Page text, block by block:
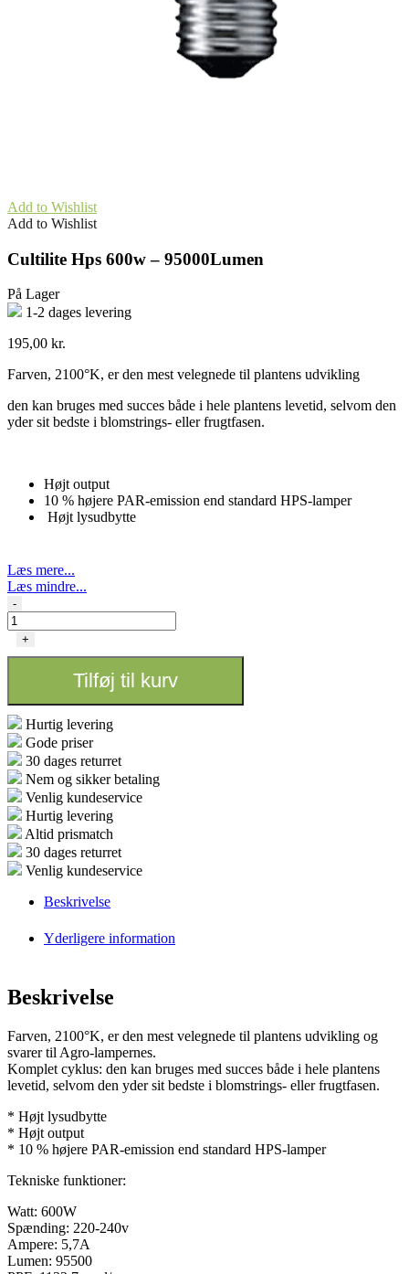
Add to Wishlist
Add to Wishlist
Cultilite Hps 600w – 95000Lumen
På Lager
1-2 dages levering
195,00 kr.
Farven, 2100°K, er den mest velegnede til plantens udvikling
den kan bruges med succes både i hele plantens levetid, selvom den
yder sit bedste i blomstrings- eller frugtfasen.
Højt output
10 % højere PAR-emission end standard HPS-lamper
Højt lysudbytte
Læs mere...
Læs mindre...
Cultilite
Hps
600w
-
+
Tilføj til kurv
Hurtig levering
Gode priser
30 dages returret
Nem og sikker betaling
Venlig kundeservice
Hurtig levering
Altid prismatch
30 dages returret
Venlig kundeservice
Beskrivelse
Yderligere information
Beskrivelse
Farven, 2100°K, er den mest velegnede til plantens udvikling og
svarer til Agro-lampernes.
Komplet cyklus: den kan bruges med succes både i hele plantens
levetid, selvom den yder sit bedste i blomstrings- eller frugtfasen.
* Højt lysudbytte
* Højt output
* 10 % højere PAR-emission end standard HPS-lamper
Tekniske funktioner:
Watt: 600W
Spænding: 220-240v
Ampere: 5,7A
Lumen: 95500